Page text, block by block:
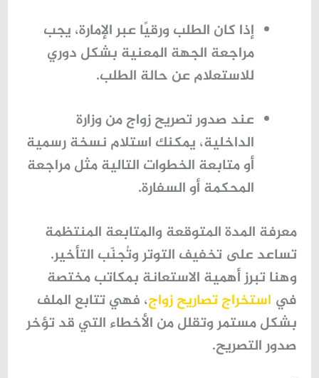
إذا كان الطلب ورقيًا عبر الإمارة، يجب
مراجعة الجهة المعنية بشكل دوري
للاستعلام عن حالة الطلب.
عند صدورتصريح زواج من وزارة
الداخلية، يمكنك استلام نسخة رسمية
أو متابعة الخطوات التالية مثل مراجعة
المحكمة أو السفارة.
معرفة المدة المتوقعة والمتابعة المنتظمة
تساعد على تخفيف التوتر وتُجنّب التأخير.
وهنا تبرز أهمية الاستعانة بمكاتب مختصة
في استخراج تصاريح زواج، فهي تتابع الملف
بشكل مستمر وتقلل من الأخطاء التي قد تؤخر
صدور التصريح.